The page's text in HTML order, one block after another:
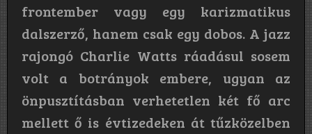
frontember vagy egy karizmatikus
dalszerző, hanem csak egy dobos. A jazz
rajongó Charlie Watts ráadásul sosem
volt a botrányok embere, ugyan az
önpusztításban verhetetlen két fő arc
mellett ő is évtizedeken át tűzközelben